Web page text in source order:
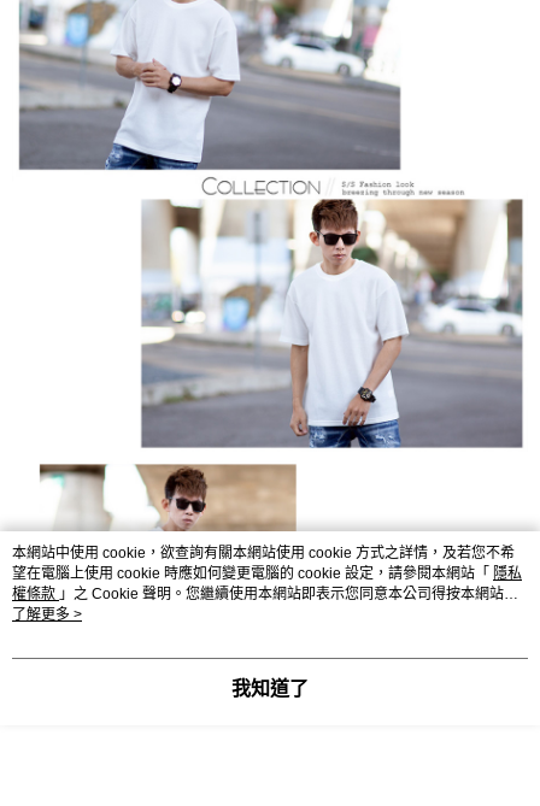
本網站中使用 cookie，欲查詢有關本網站使用 cookie 方式之詳情，及若您不希
望在電腦上使用 cookie 時應如何變更電腦的 cookie 設定，請參閱本網站「 隱私
權條款 」之 Cookie 聲明。您繼續使用本網站即表示您同意本公司得按本網站使
用條款之 Cookie 聲明使用 cookie。
了解更多 >
我知道了